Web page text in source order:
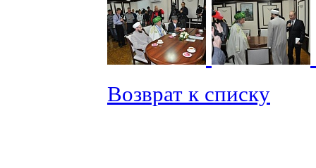
Возврат к списку